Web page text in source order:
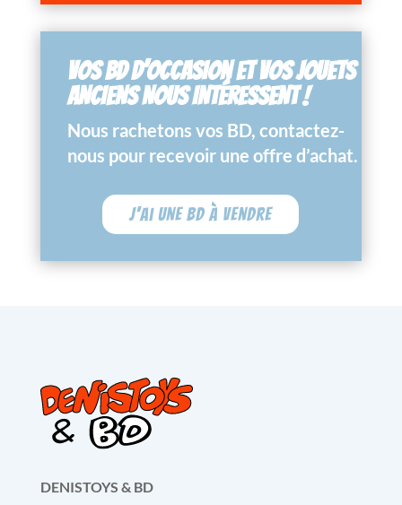
VOS BD D’OCCASION ET VOS JOUETS
ANCIENS NOUS INTÉRESSENT !
Nous rachetons vos BD, contactez-
nous pour recevoir une offre d’achat.
J'ai une BD à vendre
DENISTOYS & BD